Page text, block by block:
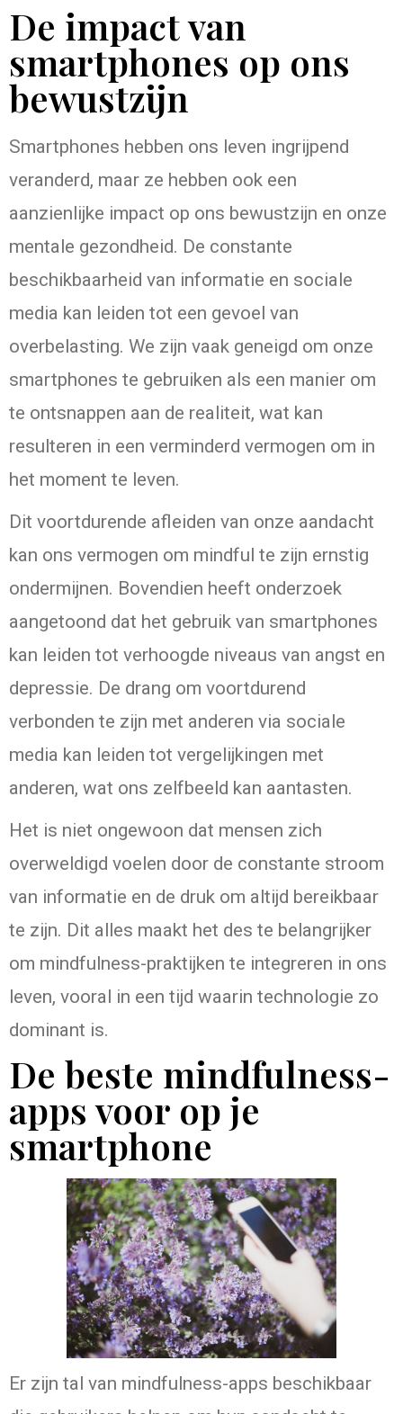
De impact van
smartphones op ons
bewustzijn
Smartphones hebben ons leven ingrijpend
veranderd, maar ze hebben ook een
aanzienlijke impact op ons bewustzijn en onze
mentale gezondheid. De constante
beschikbaarheid van informatie en sociale
media kan leiden tot een gevoel van
overbelasting. We zijn vaak geneigd om onze
smartphones te gebruiken als een manier om
te ontsnappen aan de realiteit, wat kan
resulteren in een verminderd vermogen om in
het moment te leven.
Dit voortdurende afleiden van onze aandacht
kan ons vermogen om mindful te zijn ernstig
ondermijnen. Bovendien heeft onderzoek
aangetoond dat het gebruik van smartphones
kan leiden tot verhoogde niveaus van angst en
depressie. De drang om voortdurend
verbonden te zijn met anderen via sociale
media kan leiden tot vergelijkingen met
anderen, wat ons zelfbeeld kan aantasten.
Het is niet ongewoon dat mensen zich
overweldigd voelen door de constante stroom
van informatie en de druk om altijd bereikbaar
te zijn. Dit alles maakt het des te belangrijker
om mindfulness-praktijken te integreren in ons
leven, vooral in een tijd waarin technologie zo
dominant is.
De beste mindfulness-
apps voor op je
smartphone
Er zijn tal van mindfulness-apps beschikbaar